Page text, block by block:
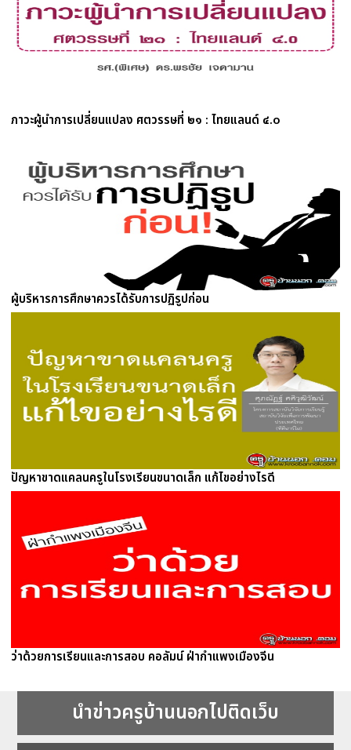
ภาวะผู้นำการเปลี่ยนแปลง ศตวรรษที่ ๒๑ : ไทยแลนด์ ๔.o
ผู้บริหารการศึกษาควรได้รับการปฏิรูปก่อน
ปัญหาขาดแคลนครูในโรงเรียนขนาดเล็ก แก้ไขอย่างไรดี
ว่าด้วยการเรียนและการสอบ คอลัมน์ ฝ่ากำแพงเมืองจีน
นำข่าวครูบ้านนอกไปติดเว็บ